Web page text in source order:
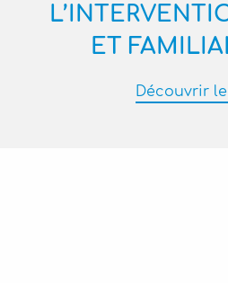
ET
Découvrir